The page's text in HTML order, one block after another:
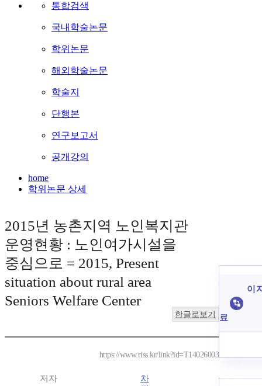
통합검색
국내학술논문
학위논문
해외학술논문
학술지
단행본
연구보고서
공개강의
home
학위논문 상세
2015년 농촌지역 노인복지관
운영현황 : 노인여가시설을
중심으로 = 2015, Present
situation about rural area
Seniors Welfare Center
한글로보기
https://www.riss.kr/link?id=T14026003
저자
차
이
료